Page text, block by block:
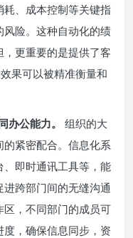
、成本控制等关键指
险。这种自动化的绩
更重要的是提供了客
果可以被精准衡量和
办公能力。
组织的大
的紧密配合。信息化系
即时通讯工具等，能
跨部门间的无缝沟通
，不同部门的成员可
，确保信息同步，资